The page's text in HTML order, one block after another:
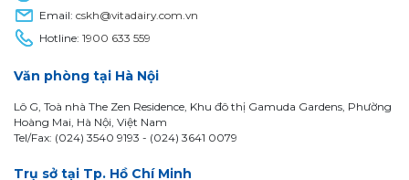
Email:cskh@vitadairy.com.vn
Hotline:1900 633 559
Văn phòng tại Hà Nội
Lô G, Toà nhà The Zen Residence, Khu đô thị Gamuda Gardens, Phường
Hoàng Mai, Hà Nội, Việt Nam
Tel/Fax: (024) 3540 9193 - (024) 3641 0079
Trụ sở tại Tp. Hồ Chí Minh